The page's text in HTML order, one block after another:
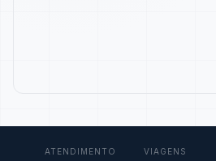
ATENDIMENTO VIAGENS